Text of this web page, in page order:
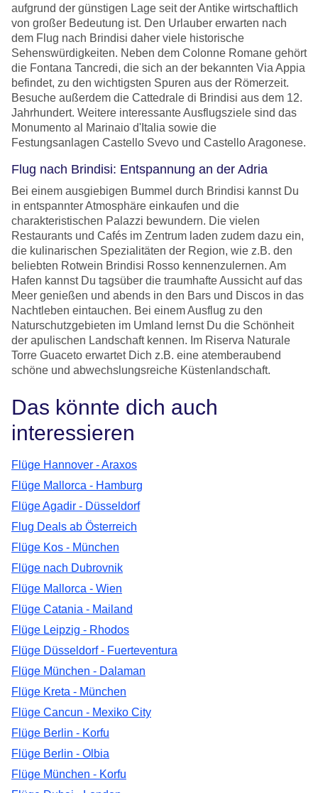
aufgrund der günstigen Lage seit der Antike wirtschaftlich
von großer Bedeutung ist. Den Urlauber erwarten nach
dem Flug nach Brindisi daher viele historische
Sehenswürdigkeiten. Neben dem Colonne Romane gehört
die Fontana Tancredi, die sich an der bekannten Via Appia
befindet, zu den wichtigsten Spuren aus der Römerzeit.
Besuche außerdem die Cattedrale di Brindisi aus dem 12.
Jahrhundert. Weitere interessante Ausflugsziele sind das
Monumento al Marinaio d'Italia sowie die
Festungsanlagen Castello Svevo und Castello Aragonese.
Flug nach Brindisi: Entspannung an der Adria
Bei einem ausgiebigen Bummel durch Brindisi kannst Du
in entspannter Atmosphäre einkaufen und die
charakteristischen Palazzi bewundern. Die vielen
Restaurants und Cafés im Zentrum laden zudem dazu ein,
die kulinarischen Spezialitäten der Region, wie z.B. den
beliebten Rotwein Brindisi Rosso kennenzulernen. Am
Hafen kannst Du tagsüber die traumhafte Aussicht auf das
Meer genießen und abends in den Bars und Discos in das
Nachtleben eintauchen. Bei einem Ausflug zu den
Naturschutzgebieten im Umland lernst Du die Schönheit
der apulischen Landschaft kennen. Im Riserva Naturale
Torre Guaceto erwartet Dich z.B. eine atemberaubend
schöne und abwechslungsreiche Küstenlandschaft.
Das könnte dich auch
interessieren
Flüge Hannover - Araxos
Flüge Mallorca - Hamburg
Flüge Agadir - Düsseldorf
Flug Deals ab Österreich
Flüge Kos - München
Flüge nach Dubrovnik
Flüge Mallorca - Wien
Flüge Catania - Mailand
Flüge Leipzig - Rhodos
Flüge Düsseldorf - Fuerteventura
Flüge München - Dalaman
Flüge Kreta - München
Flüge Cancun - Mexiko City
Flüge Berlin - Korfu
Flüge Berlin - Olbia
Flüge München - Korfu